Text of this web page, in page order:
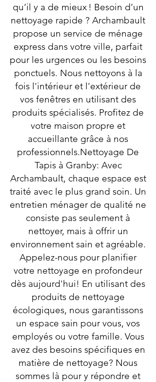
qu’il y a de mieux ! Besoin d’un
nettoyage rapide ? Archambault
propose un service de ménage
express dans votre ville, parfait
pour les urgences ou les besoins
ponctuels. Nous nettoyons à la
fois l'intérieur et l'extérieur de
vos fenêtres en utilisant des
produits spécialisés. Profitez de
votre maison propre et
accueillante grâce à nos
professionnels.Nettoyage De
Tapis à Granby: Avec
Archambault, chaque espace est
traité avec le plus grand soin. Un
entretien ménager de qualité ne
consiste pas seulement à
nettoyer, mais à offrir un
environnement sain et agréable.
Appelez-nous pour planifier
votre nettoyage en profondeur
dès aujourd'hui! En utilisant des
produits de nettoyage
écologiques, nous garantissons
un espace sain pour vous, vos
employés ou votre famille. Vous
avez des besoins spécifiques en
matière de nettoyage? Nous
sommes là pour y répondre et